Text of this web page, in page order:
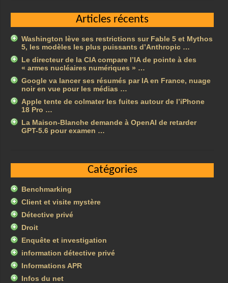
Articles récents
Washington lève ses restrictions sur Fable 5 et Mythos
5, les modèles les plus puissants d’Anthropic …
Le directeur de la CIA compare l’IA de pointe à des
« armes nucléaires numériques » …
Google va lancer ses résumés par IA en France, nuage
noir en vue pour les médias …
Apple tente de colmater les fuites autour de l’iPhone
18 Pro …
La Maison-Blanche demande à OpenAI de retarder
GPT-5.6 pour examen …
Catégories
Benchmarking
Client et visite mystère
Détective privé
Droit
Enquête et investigation
information détective privé
Informations APR
Infos du net